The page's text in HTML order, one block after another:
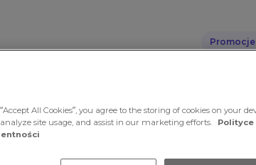
Promocje
All Cookies”, you agree to the storing of cookies on your
site usage, and assist in our marketing efforts.